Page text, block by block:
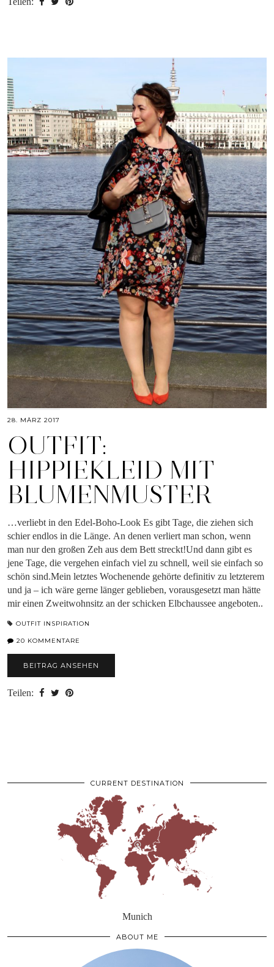
28. MÄRZ 2017
OUTFIT:
HIPPIEKLEID MIT
BLUMENMUSTER
…verliebt in den Edel-Boho-Look Es gibt Tage, die ziehen sich
schier endlos in die Länge. An denen verliert man schon, wenn
man nur den großen Zeh aus dem Bett streckt!Und dann gibt es
jene Tage, die vergehen einfach viel zu schnell, weil sie einfach so
schön sind.Mein letztes Wochenende gehörte definitiv zu letzterem
und ja – ich wäre gerne länger geblieben, vorausgesetzt man hätte
mir einen Zweitwohnsitz an der schicken Elbchaussee angeboten..
OUTFIT INSPIRATION
20 KOMMENTARE
BEITRAG ANSEHEN
Teilen:
CURRENT DESTINATION
Munich
ABOUT ME